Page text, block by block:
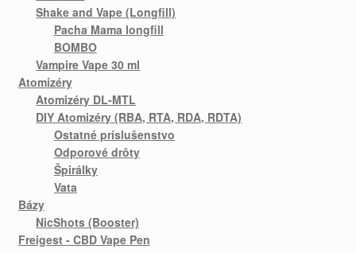
Shake and Vape (Longfill)
Pacha Mama longfill
BOMBO
Vampire Vape 30 ml
Atomizéry
Atomizéry DL-MTL
DIY Atomizéry (RBA, RTA, RDA, RDTA)
Ostatné príslušenstvo
Odporové drôty
Špirálky
Vata
Bázy
NicShots (Booster)
Freigest - CBD Vape Pen